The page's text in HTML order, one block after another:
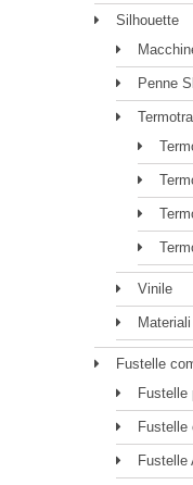
Silhouette
Penne
Vinile
Fustelle
Fustelle
Fustelle
Fustelle